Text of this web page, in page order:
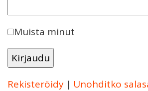
Muista minut
Rekisteröidy | Unohditko